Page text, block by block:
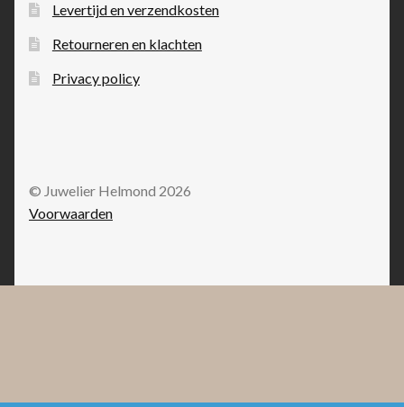
Levertijd en verzendkosten
Retourneren en klachten
Privacy policy
© Juwelier Helmond 2026
Voorwaarden